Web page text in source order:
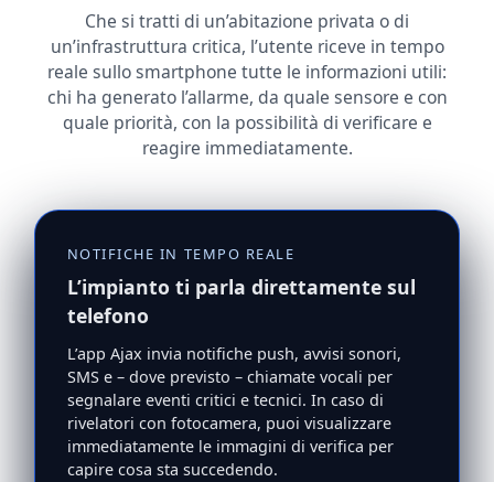
Che si tratti di un’abitazione privata o di
un’infrastruttura critica, l’utente riceve in tempo
reale sullo smartphone tutte le informazioni utili:
chi ha generato l’allarme, da quale sensore e con
quale priorità, con la possibilità di verificare e
reagire immediatamente.
NOTIFICHE IN TEMPO REALE
L’impianto ti parla direttamente sul
telefono
L’app Ajax invia notifiche push, avvisi sonori,
SMS e – dove previsto – chiamate vocali per
segnalare eventi critici e tecnici. In caso di
rivelatori con fotocamera, puoi visualizzare
immediatamente le immagini di verifica per
capire cosa sta succedendo.